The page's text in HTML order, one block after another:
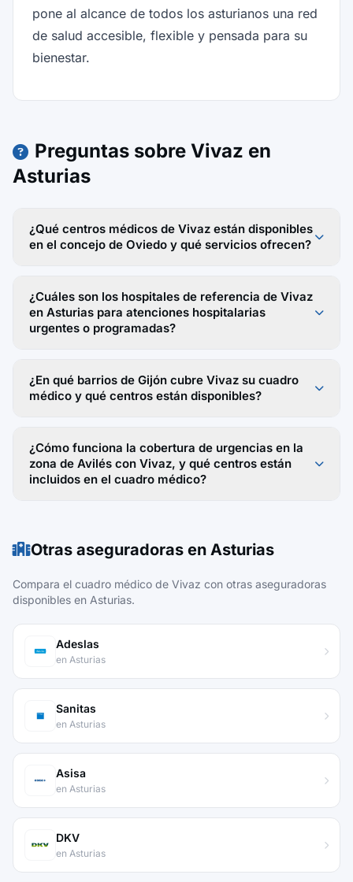
pone al alcance de todos los asturianos una red
de salud accesible, flexible y pensada para su
bienestar.
Preguntas sobre Vivaz en
Asturias
¿Qué centros médicos de Vivaz están disponibles
en el concejo de Oviedo y qué servicios ofrecen?
¿Cuáles son los hospitales de referencia de Vivaz
en Asturias para atenciones hospitalarias
urgentes o programadas?
¿En qué barrios de Gijón cubre Vivaz su cuadro
médico y qué centros están disponibles?
¿Cómo funciona la cobertura de urgencias en la
zona de Avilés con Vivaz, y qué centros están
incluidos en el cuadro médico?
Otras aseguradoras en Asturias
Compara el cuadro médico de Vivaz con otras aseguradoras
disponibles en Asturias.
Adeslas
en Asturias
Sanitas
en Asturias
Asisa
en Asturias
DKV
en Asturias